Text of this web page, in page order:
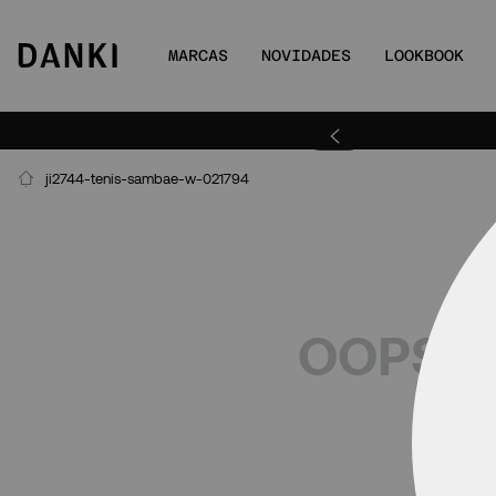
MARCAS NOVIDADES LOOKBOOK
ji2744-tenis-sambae-w-021794
OOPS!